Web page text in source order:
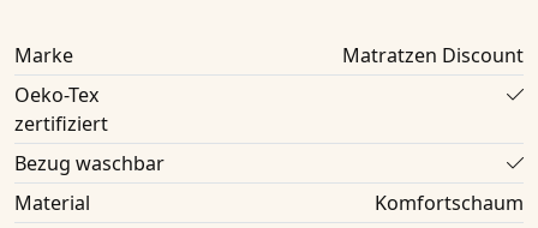
Marke
Matratzen Discount
Oeko-Tex
zertifiziert
Bezug waschbar
Material
Komfortschaum